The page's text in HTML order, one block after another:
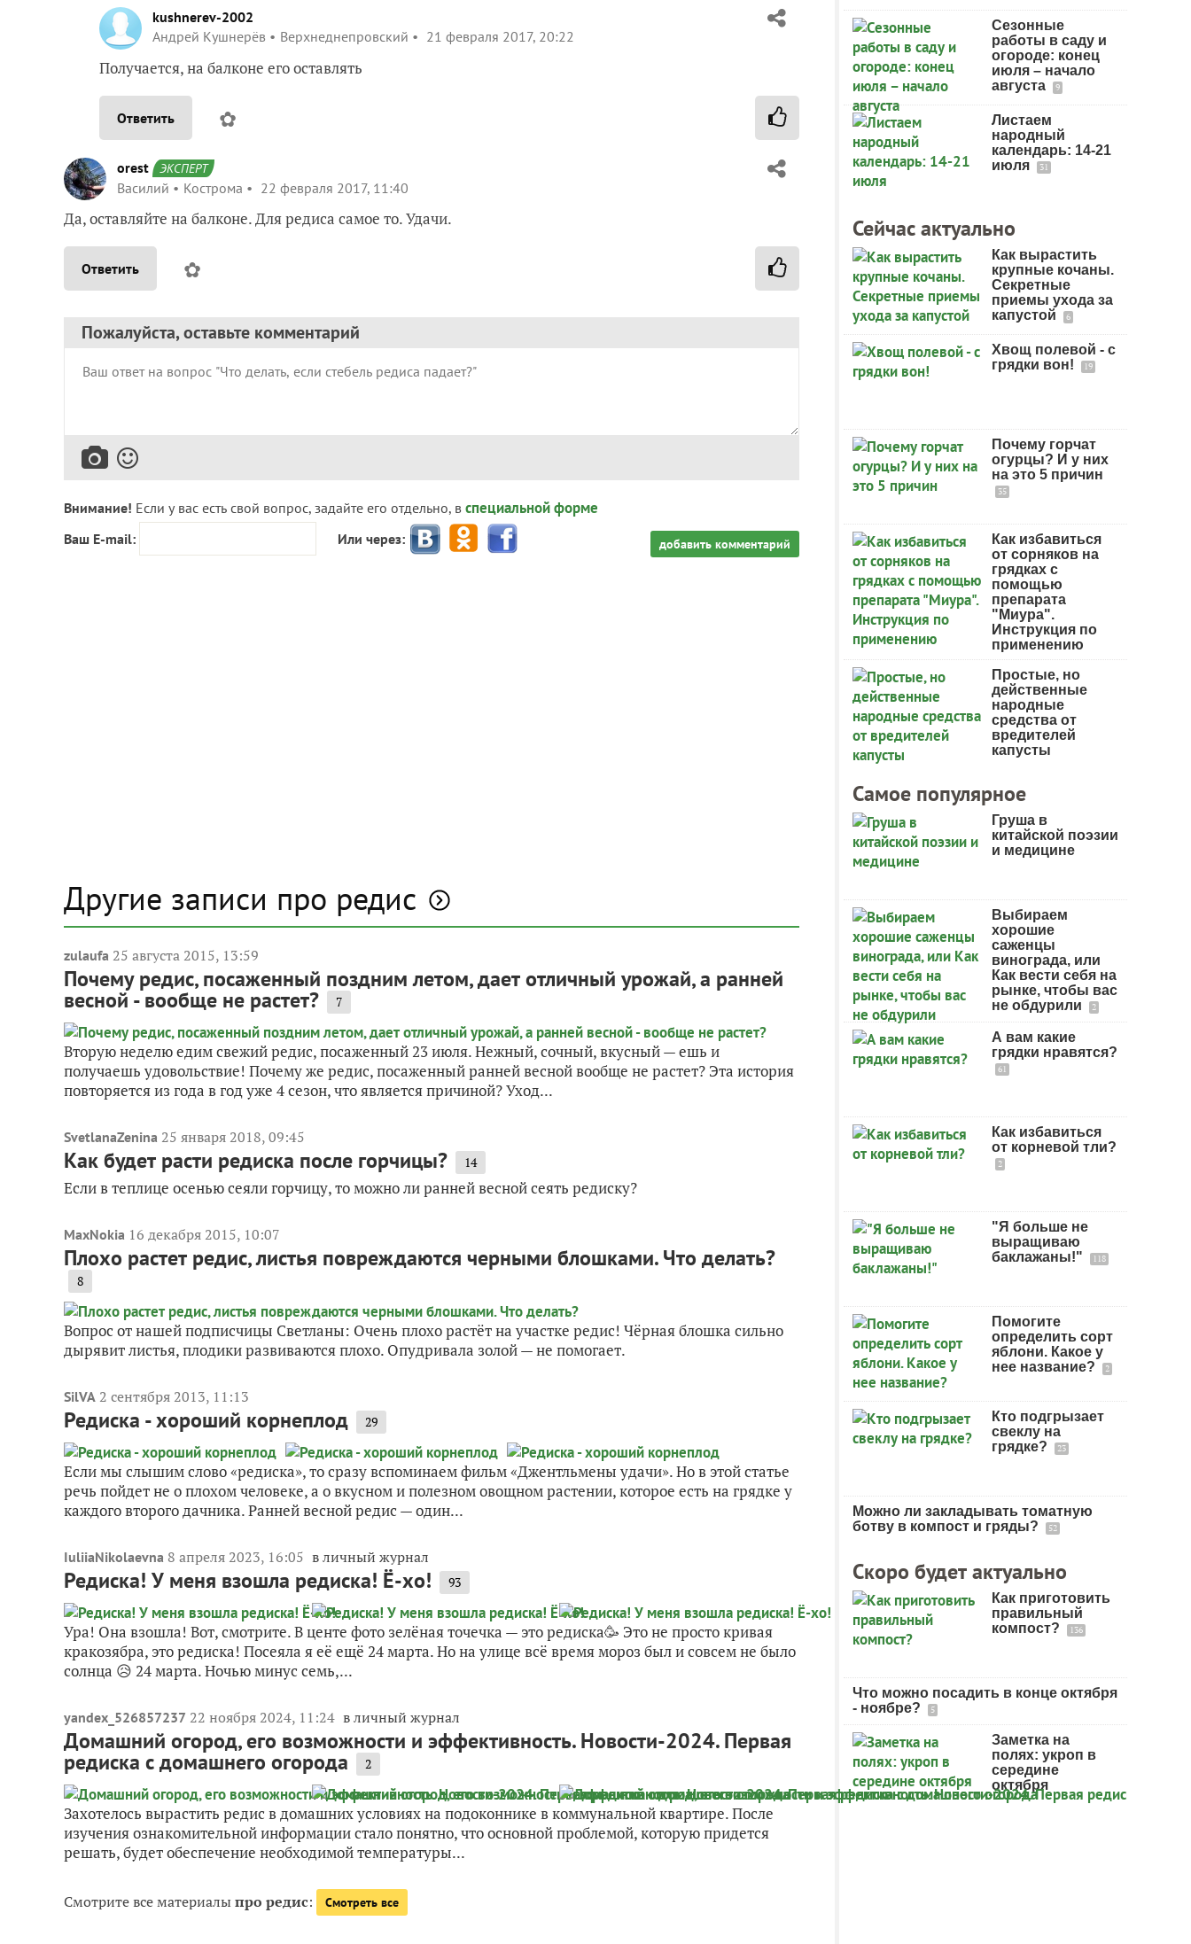
kushnerev-2002
Андрей Кушнерёв
Верхнеднепровский 21 февраля 2017, 20:22
Получается, на балконе его оставлять
Ответить ✿
orest ЭКСПЕРТ
Василий Кострома 22 февраля 2017, 11:40
Да, оставляйте на балконе. Для редиса самое то. Удачи.
Ответить ✿
Пожалуйста, оставьте комментарий
Внимание! Если у вас есть свой вопрос, задайте его отдельно, в специальной форме
Ваш E-mail: Или через: добавить комментарий
Другие записи про редис
zulaufa 25 августа 2015, 13:59
Почему редис, посаженный поздним летом, дает отличный урожай, а ранней
весной - вообще не растет? 7
Вторую неделю едим свежий редис, посаженный 23 июля. Нежный, сочный, вкусный — ешь и
получаешь удовольствие! Почему же редис, посаженный ранней весной вообще не растет? Эта история
повторяется из года в год уже 4 сезон, что является причиной? Уход...
SvetlanaZenina 25 января 2018, 09:45
Как будет расти редиска после горчицы? 14
Если в теплице осенью сеяли горчицу, то можно ли ранней весной сеять редиску?
MaxNokia 16 декабря 2015, 10:07
Плохо растет редис, листья повреждаются черными блошками. Что делать?
8
Вопрос от нашей подписчицы Светланы: Очень плохо растёт на участке редис! Чёрная блошка сильно
дырявит листья, плодики развиваются плохо. Опудривала золой — не помогает.
SilVA 2 сентября 2013, 11:13
Редиска - хороший корнеплод 29
Если мы слышим слово «редиска», то сразу вспоминаем фильм «Джентльмены удачи». Но в этой статье
речь пойдет не о плохом человеке, а о вкусном и полезном овощном растении, которое есть на грядке у
каждого второго дачника. Ранней весной редис — один...
IuliiaNikolaevna 8 апреля 2023, 16:05 в личный журнал
Редиска! У меня взошла редиска! Ё-хо! 93
Ура! Она взошла! Вот, смотрите. В центе фото зелёная точечка — это редиска🥳 Это не просто кривая
кракозябра, это редиска! Посеяла я её ещё 24 марта. Но на улице всё время мороз был и совсем не было
солнца 😥 24 марта. Ночью минус семь,...
yandex_526857237 22 ноября 2024, 11:24 в личный журнал
Домашний огород, его возможности и эффективность. Новости-2024. Первая
редиска с домашнего огорода 2
Захотелось вырастить редис в домашних условиях на подоконнике в коммунальной квартире. После
изучения ознакомительной информации стало понятно, что основной проблемой, которую придется
решать, будет обеспечение необходимой температуры...
Смотрите все материалыпро редис: Смотреть все
Сезонные
работы в саду и
огороде: конец
июля – начало
августа
9
Листаем
народный
календарь: 14-21
июля
31
Сейчас актуально
Как вырастить
крупные кочаны.
Секретные
приемы ухода за
капустой
6
Хвощ полевой - с
грядки вон!
19
Почему горчат
огурцы? И у них
на это 5 причин
35
Как избавиться
от сорняков на
грядках с
помощью
препарата
"Миура".
Инструкция по
применению
Простые, но
действенные
народные
средства от
вредителей
капусты
Самое популярное
Груша в
китайской поэзии
и медицине
Выбираем
хорошие
саженцы
винограда, или
Как вести себя на
рынке, чтобы вас
не обдурили
2
А вам какие
грядки нравятся?
61
Как избавиться
от корневой тли?
2
"Я больше не
выращиваю
баклажаны!"
118
Помогите
определить сорт
яблони. Какое у
нее название?
2
Кто подгрызает
свеклу на
грядке?
23
Можно ли закладывать томатную
ботву в компост и гряды?
52
Скоро будет актуально
Как приготовить
правильный
компост?
136
Что можно посадить в конце октября
- ноябре?
5
Заметка на
полях: укроп в
середине
октября